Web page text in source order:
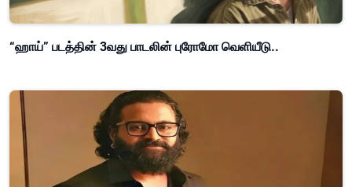
“ஹாய்” படத்தின் 3வது பாடலின் புரோமோ வெளியீடு..